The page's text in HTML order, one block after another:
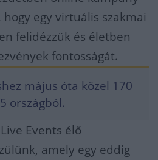
egy virtuális szakmai
felidézzük és életben
fontosságát.
május óta közel 170
országból.
Events élő
amely egy eddig